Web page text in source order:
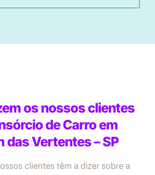
os nossos clientes
de Carro em
das Vertentes – SP
clientes têm a dizer sobre a